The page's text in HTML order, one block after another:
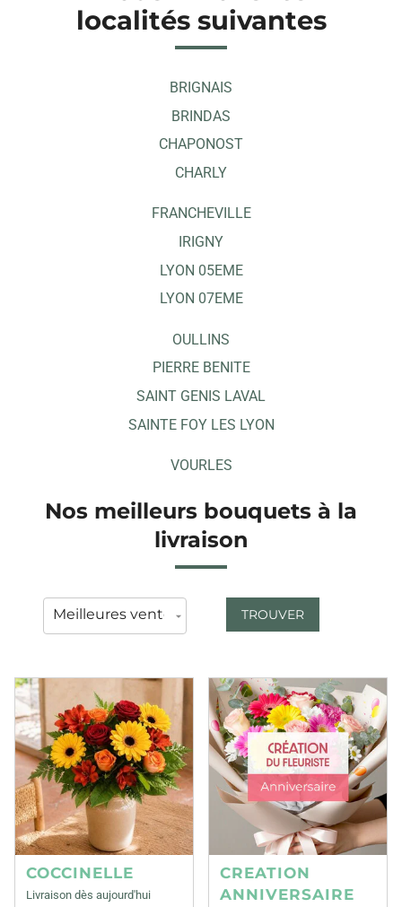
localités suivantes
BRIGNAIS
BRINDAS
CHAPONOST
CHARLY
FRANCHEVILLE
IRIGNY
LYON 05EME
LYON 07EME
OULLINS
PIERRE BENITE
SAINT GENIS LAVAL
SAINTE FOY LES LYON
VOURLES
Nos meilleurs bouquets à la
livraison
TROUVER
COCCINELLE
Livraison dès aujourd'hui
CREATION
ANNIVERSAIRE